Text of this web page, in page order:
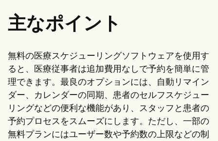
主なポイント
無料の医療スケジューリングソフトウェアを使用す
ると、医療従事者は追加費用なしで予約を簡単に管
理できます。最良のオプションには、自動リマイン
ダー、カレンダーの同期、患者のセルフスケジュー
リングなどの便利な機能があり、スタッフと患者の
予約プロセスをスムーズにします。ただし、一部の
無料プランにはユーザー数や予約数の上限などの制